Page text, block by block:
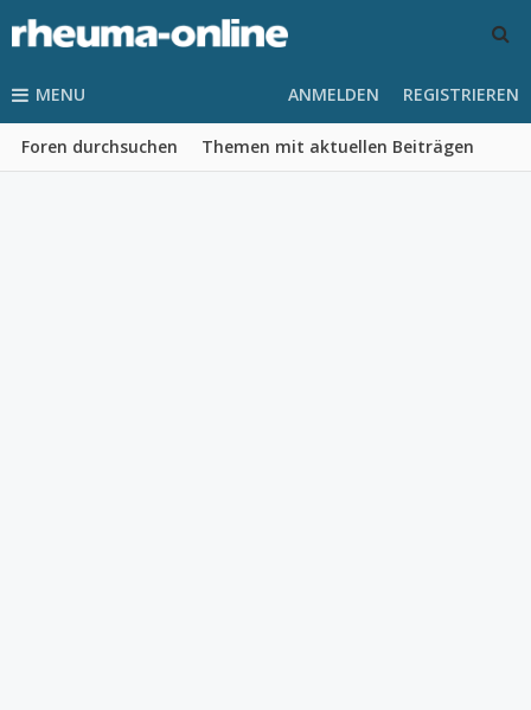
MENU
Foren durchsuchen Themen mit aktuellen Beiträgen
ANMELDEN REGISTRIEREN